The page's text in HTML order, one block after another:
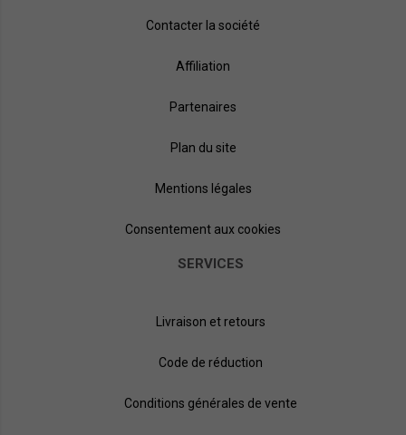
Contacter la société
Affiliation
Partenaires
Plan du site
Mentions légales
Consentement aux cookies
SERVICES
Livraison et retours
Code de réduction
Conditions générales de vente